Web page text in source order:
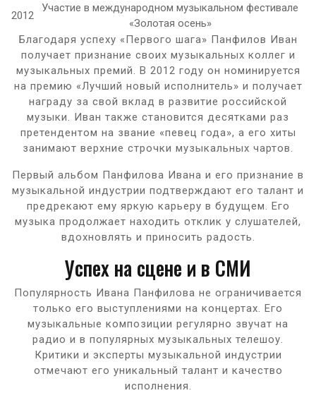
2012
Участие в международном музыкальном фестивале
«Золотая осень»
Благодаря успеху «Первого шага» Панфилов Иван
получает признание своих музыкальных коллег и
музыкальных премий. В 2012 году он номинируется
на премию «Лучший новый исполнитель» и получает
награду за свой вклад в развитие российской
музыки. Иван также становится десятками раз
претендентом на звание «певец года», а его хиты
занимают верхние строчки музыкальных чартов.
Первый альбом Панфилова Ивана и его признание в
музыкальной индустрии подтверждают его талант и
предрекают ему яркую карьеру в будущем. Его
музыка продолжает находить отклик у слушателей,
вдохновлять и приносить радость.
Успех на сцене и в СМИ
Популярность Ивана Панфилова не ограничивается
только его выступлениями на концертах. Его
музыкальные композиции регулярно звучат на
радио и в популярных музыкальных телешоу.
Критики и эксперты музыкальной индустрии
отмечают его уникальный талант и качество
исполнения.